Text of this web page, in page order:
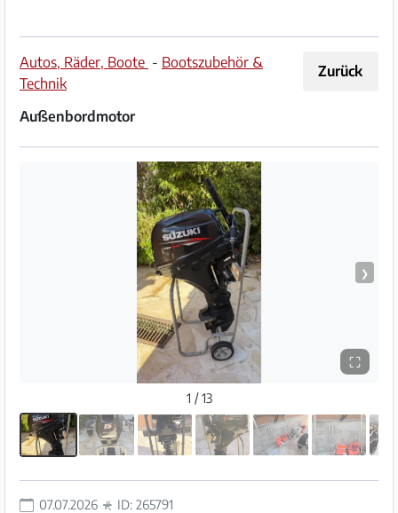
Hilfe
&
Zurück
Autos, Räder, Boote - Bootszubehör &
Technik
Außenbordmotor
❯
⛶
1 / 13
07.07.2026 ID: 265791